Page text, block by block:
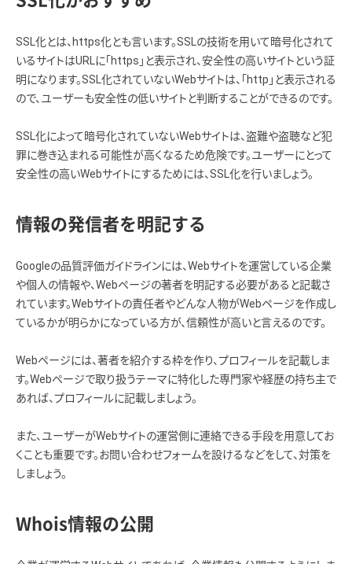
SSL化とは、https化とも言います。SSLの技術を用いて暗号化されて
いるサイトはURLに「https」と表示され、安全性の高いサイトという証
明になります。SSL化されていないWebサイトは、「http」と表示される
ので、ユーザーも安全性の低いサイトと判断することができるのです。
SSL化によって暗号化されていないWebサイトは、盗難や盗聴など犯
罪に巻き込まれる可能性が高くなるため危険です。ユーザーにとって
安全性の高いWebサイトにするためには、SSL化を行いましょう。
情報の発信者を明記する
Googleの品質評価ガイドラインには、Webサイトを運営している企業
や個人の情報や、Webページの著者を明記する必要があると記載さ
れています。Webサイトの責任者やどんな人物がWebページを作成し
ているかが明らかになっている方が、信頼性が高いと言えるのです。
Webページには、著者を紹介する枠を作り、プロフィールを記載しま
す。Webページで取り扱うテーマに特化した専門家や経歴の持ち主で
あれば、プロフィールに記載しましょう。
また、ユーザーがWebサイトの運営側に連絡できる手段を用意してお
くことも重要です。お問い合わせフォームを設けるなどをして、対策を
しましょう。
Whois情報の公開